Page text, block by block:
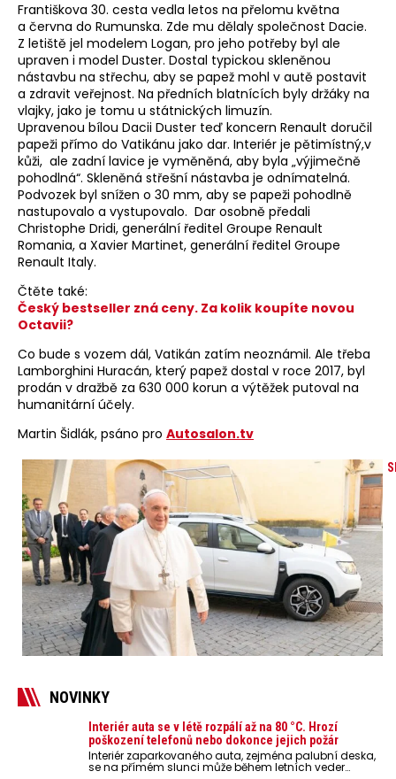
Františkova 30. cesta vedla letos na přelomu května
a června do Rumunska. Zde mu dělaly společnost Dacie.
Z letiště jel modelem Logan, pro jeho potřeby byl ale
upraven i model Duster. Dostal typickou skleněnou
nástavbu na střechu, aby se papež mohl v autě postavit
a zdravit veřejnost. Na předních blatnících byly držáky na
vlajky, jako je tomu u státnických limuzín.
Upravenou bílou Dacii Duster teď koncern Renault doručil
papeži přímo do Vatikánu jako dar. Interiér je pětimístný,v
kůži, ale zadní lavice je vyměněná, aby byla „výjimečně
pohodlná“. Skleněná střešní nástavba je odnímatelná.
Podvozek byl snížen o 30 mm, aby se papeži pohodlně
nastupovalo a vystupovalo. Dar osobně předali
Christophe Dridi, generální ředitel Groupe Renault
Romania, a Xavier Martinet, generální ředitel Groupe
Renault Italy.
Čtěte také:
Český bestseller zná ceny. Za kolik koupíte novou
Octavii?
Co bude s vozem dál, Vatikán zatím neoznámil. Ale třeba
Lamborghini Huracán, který papež dostal v roce 2017, byl
prodán v dražbě za 630 000 korun a výtěžek putoval na
humanitární účely.
Martin Šidlák, psáno pro Autosalon.tv
NOVINKY
Interiér auta se v létě rozpálí až na 80 °C. Hrozí
poškození telefonů nebo dokonce jejich požár
Interiér zaparkovaného auta, zejména palubní deska,
se na přímém slunci může během letních veder